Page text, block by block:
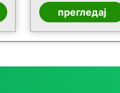
прегледај